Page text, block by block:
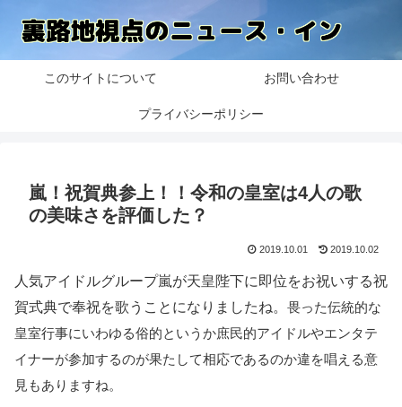
このサイトについて お問い合わせ
プライバシーポリシー
嵐！祝賀典参上！！令和の皇室は4人の歌
の美味さを評価した？
2019.10.01 2019.10.02
人気アイドルグループ嵐が天皇陛下に即位をお祝いする祝
賀式典で奉祝を歌うことになりましたね。 畏った伝統的な
皇室行事にいわゆる俗的というか庶民的アイドルやエンタテ
イナーが参加するのが果たして相応であるのか違を唱える意
見もありますね。